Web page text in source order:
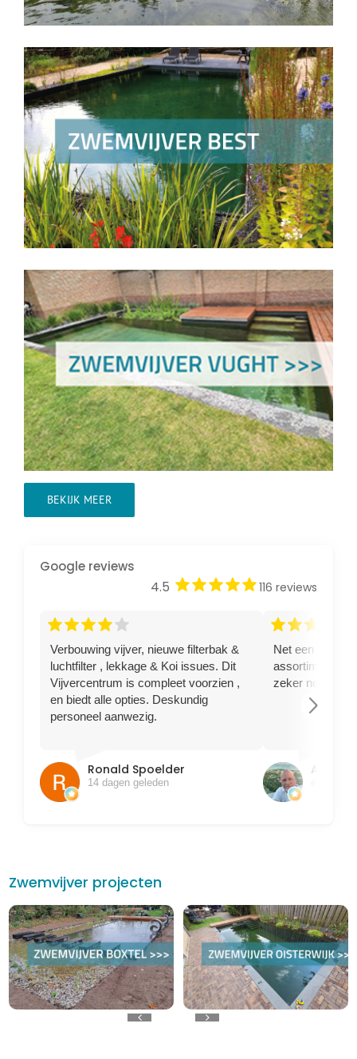
BEKIJK MEER
Google reviews
4.5 starstarstarstarstar116 reviews
arrow_forward_ios
starstarstarstarstar
Verbouwing vijver, nieuwe filterbak &
luchtfilter , lekkage & Koi issues. Dit
Vijvercentrum is compleet voorzien ,
en biedt alle opties. Deskundig
personeel aanwezig.
Ronald Spoelder
14 dagen geleden
starstarstar
Net een steur
assortiment
zeker nog
Ajem
Zwemvijver projecten